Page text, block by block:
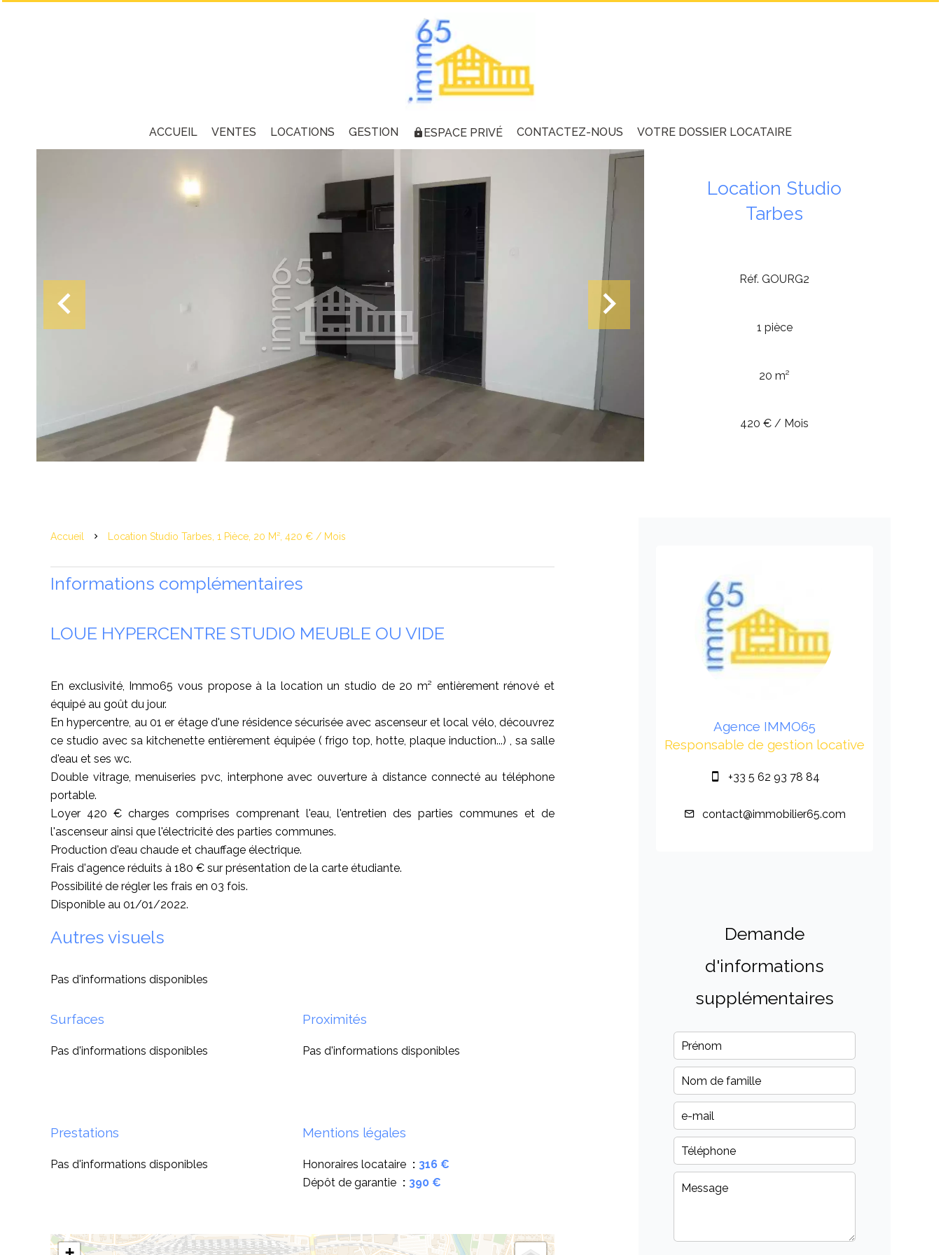
ACCUEIL VENTES LOCATIONS GESTION ESPACE PRIVÉ CONTACTEZ-NOUS VOTRE DOSSIER LOCATAIRE
Location Studio
Tarbes
Réf. GOURG2
1 pièce
20 m²
420 € / Mois
Accueil Location Studio Tarbes, 1 Pièce, 20 M², 420 € / Mois
Informations complémentaires
LOUE HYPERCENTRE STUDIO MEUBLE OU VIDE
En exclusivité, Immo65 vous propose à la location un studio de 20 m² entièrement rénové et
équipé au goût du jour.
En hypercentre, au 01 er étage d'une résidence sécurisée avec ascenseur et local vélo, découvrez
ce studio avec sa kitchenette entièrement équipée ( frigo top, hotte, plaque induction...) , sa salle
d'eau et ses wc.
Double vitrage, menuiseries pvc, interphone avec ouverture à distance connecté au téléphone
portable.
Loyer 420 € charges comprises comprenant l'eau, l'entretien des parties communes et de
l'ascenseur ainsi que l'électricité des parties communes.
Production d'eau chaude et chauffage électrique.
Frais d'agence réduits à 180 € sur présentation de la carte étudiante.
Possibilité de régler les frais en 03 fois.
Disponible au 01/01/2022.
Autres visuels
Pas d'informations disponibles
Surfaces
Pas d'informations disponibles
Proximités
Pas d'informations disponibles
Prestations
Pas d'informations disponibles
Mentions légales
Honoraires locataire
316 €
Dépôt de garantie
390 €
Agence IMMO65
Responsable de gestion locative
+33 5 62 93 78 84
contact@immobilier65.com
Demande
d'informations
supplémentaires